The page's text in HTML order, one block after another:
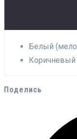
Белый
Коричневый
Поделись